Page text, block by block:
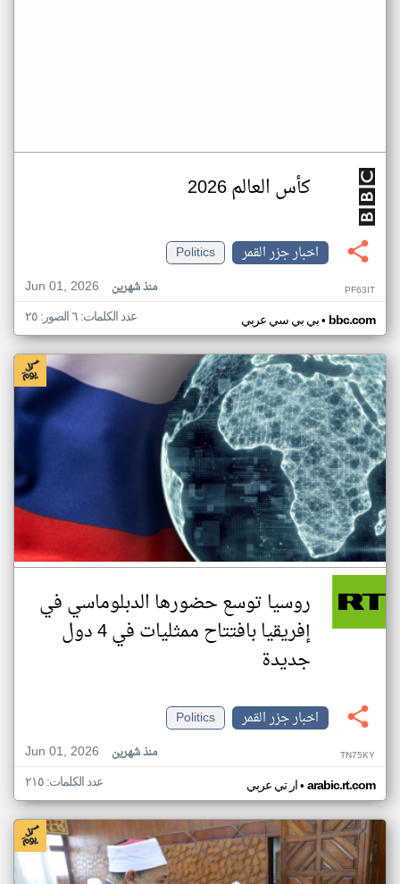
كأس العالم 2026
اخبار جزر القمر
Politics
Jun 01, 2026
منذ شهرين PF63IT
بي بي سي عربي• bbc.com عدد الكلمات: ٦ الصور: ٢٥
روسيا توسع حضورها الدبلوماسي في
إفريقيا بافتتاح ممثليات في 4 دول
جديدة
اخبار جزر القمر
Politics
Jun 01, 2026
منذ شهرين TN75KY
ار تي عربي• arabic.rt.com عدد الكلمات: ٢١٥